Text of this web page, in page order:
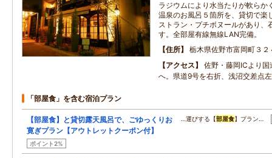
ラジウムにより水当たりが軟らか
温泉のお風呂５箇所を、貸切で楽
ストラン・プチボヌールがあり、
す。全部屋有線無線LAN完備。
住所
栃木県佐野市富岡町３２
アクセス
佐野・藤岡ICより
へ。県道9号を右折、浅沼交差点
「部屋食」を含む宿泊プラン
【部屋食】と貸切露天風呂で、ごゆっくりお
寛ぎプラン【アウトレットクーポン付】
ポイント2%
…運びする【部屋食】プラン…